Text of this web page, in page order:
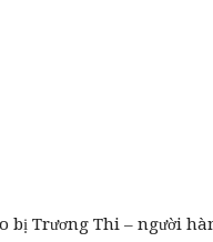
bị Trương Thi – người